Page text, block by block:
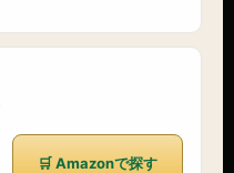
🛒 Amazonで探す